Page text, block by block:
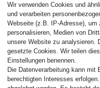
Festina Armband
Citizen Armband
M. Lacroix Armband
J. Lemans Armband
Uhrenarmbänder - Alle
Sicherheit
Wir verwenden Cookies und
und verarbeiten
Webseite (z.B. IP-Adresse),
personalisieren, Medien von
unsere Website zu analysieren.
gesetzte Cookies. Wir teilen
Einstellungen benennen.
Die Datenverarbeitung kann mit
berechtigten Interesses